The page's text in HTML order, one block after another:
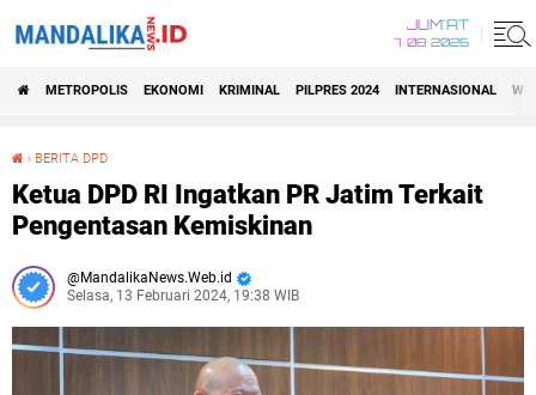
JUM'AT
7•08•2026
METROPOLIS EKONOMI KRIMINAL PILPRES 2024 INTERNASIONAL
› BERITA DPD
Ketua DPD RI Ingatkan PR Jatim Terkait
Pengentasan Kemiskinan
MandalikaNews.Web.id
Selasa, 13 Februari 2024, 19:38 WIB